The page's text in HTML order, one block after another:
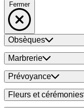
Fermer
Obsèques
Marbrerie
Prévoyance
Fleurs et cérémonies